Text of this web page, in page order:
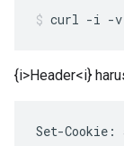
curl -i -
{i>Header<i}
Set-Cookie: